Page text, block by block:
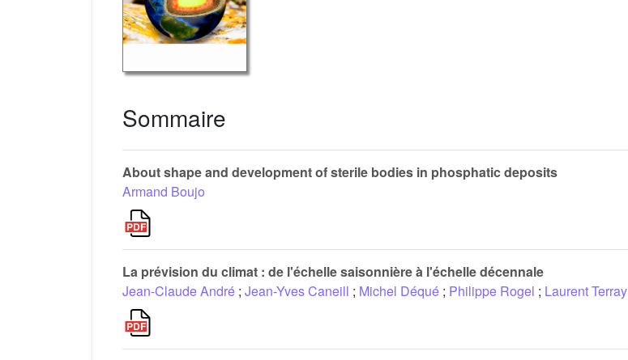
Sommaire
About shape and development of sterile bodies in phosphatic deposits
Armand Boujo
La prévision du climat : de l'échelle saisonnière à l'échelle décennale
Jean-Claude André ; Jean-Yves Caneill ; Michel Déqué ; Philippe Rogel ; Laurent Terray